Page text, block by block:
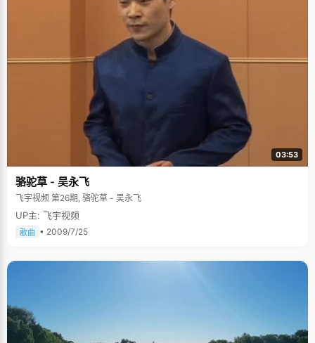
03:53
骆驼草 - 吴永飞
飞宇视频 第26期, 骆驼草 - 吴永飞
UP主: 飞宇视频
歌曲 • 2009/7/25